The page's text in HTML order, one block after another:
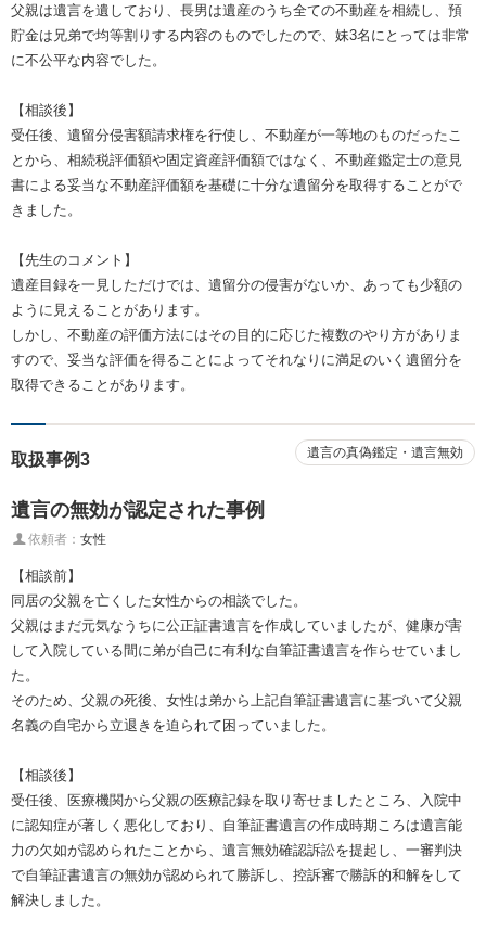
父親は遺言を遺しており、長男は遺産のうち全ての不動産を相続し、預
貯金は兄弟で均等割りする内容のものでしたので、妹3名にとっては非常
に不公平な内容でした。
【相談後】
受任後、遺留分侵害額請求権を行使し、不動産が一等地のものだったこ
とから、相続税評価額や固定資産評価額ではなく、不動産鑑定士の意見
書による妥当な不動産評価額を基礎に十分な遺留分を取得することがで
きました。
【先生のコメント】
遺産目録を一見しただけでは、遺留分の侵害がないか、あっても少額の
ように見えることがあります。
しかし、不動産の評価方法にはその目的に応じた複数のやり方がありま
すので、妥当な評価を得ることによってそれなりに満足のいく遺留分を
取得できることがあります。
取扱事例3 遺言の真偽鑑定・遺言無効
遺言の無効が認定された事例
依頼者： 女性
【相談前】
同居の父親を亡くした女性からの相談でした。
父親はまだ元気なうちに公正証書遺言を作成していましたが、健康が害
して入院している間に弟が自己に有利な自筆証書遺言を作らせていまし
た。
そのため、父親の死後、女性は弟から上記自筆証書遺言に基づいて父親
名義の自宅から立退きを迫られて困っていました。
【相談後】
受任後、医療機関から父親の医療記録を取り寄せましたところ、入院中
に認知症が著しく悪化しており、自筆証書遺言の作成時期ころは遺言能
力の欠如が認められたことから、遺言無効確認訴訟を提起し、一審判決
で自筆証書遺言の無効が認められて勝訴し、控訴審で勝訴的和解をして
解決しました。